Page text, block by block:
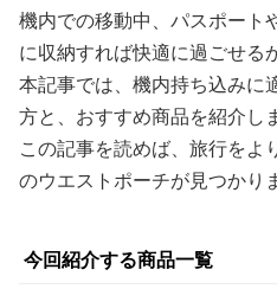
機内での移動中、パスポート
に収納すれば快適に過ごせる
本記事では、機内持ち込みに
方と、おすすめ商品を紹介し
この記事を読めば、旅行をよ
のウエストポーチが見つかり
今回紹介する商品一覧